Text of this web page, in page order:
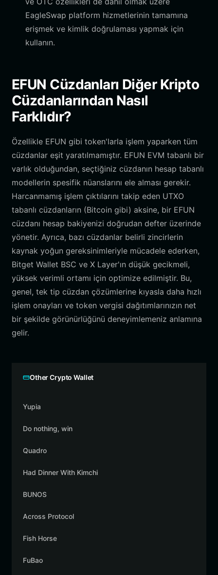
EagleSwap platform hizmetlerinin tamamına
erişmek ve kimlik doğrulaması yapmak için
kullanın.
EFUN Cüzdanları Diğer Kripto
Cüzdanlarından Nasıl
Farklıdır?
Özellikle EFUN gibi token'larla işlem yaparken tüm
cüzdanlar eşit yaratılmamıştır. EFUN EVM tabanlı bir
varlık olduğundan, seçtiğiniz cüzdanın hesap tabanlı
modellerin spesifik nüanslarını ele alması gerekir.
Harcanmamış işlem çıktılarını takip eden UTXO
tabanlı cüzdanların (Bitcoin gibi) aksine, bir EFUN
cüzdanı hesap bakiyenizi doğrudan defter üzerinde
yönetir. Ayrıca, bazı cüzdanlar belirli zincirlerin
kaynak yoğun gereksinimleriyle mücadele ederken,
Bitget Wallet BSC ve X Layer'ın düşük gecikmeli,
yüksek verimli ortamı için optimize edilmiştir. Bu,
genel, tek tip cüzdan çözümlerine kıyasla daha hızlı
işlem onayları ve token vergisi dağıtımlarınızın net
bir şekilde görünürlüğünü deneyimlemeniz anlamına
gelir.
Other Crypto Wallet
Yupia
Do nothing, win
Quadro
Had Dinner With Kimchi
BUNOS
Across Protocol
Fish Horse
FuBao